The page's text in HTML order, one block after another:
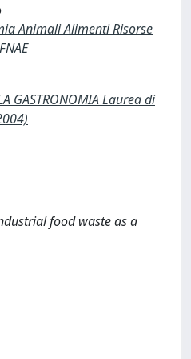
Animali Alimenti Risorse
GASTRONOMIA Laurea di
food waste as a